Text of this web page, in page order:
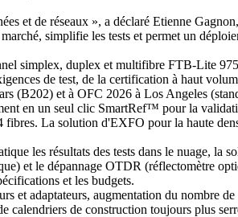
et de réseaux », a déclaré Etienne
simplifie les tests et permet un
simplex, duplex et multifibre FTB-Lite
de test, de la certification à haut
(B202) et à OFC 2026 à Los Angeles
en un seul clic SmartRef™ pour la
La solution d'EXFO pour la haute
les résultats des tests dans le nuage, la
et le dépannage OTDR (réflectomètre
et les budgets.
et adaptateurs, augmentation du nombre de
calendriers de construction toujours plus